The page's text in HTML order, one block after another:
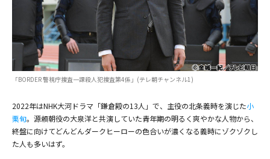
「BORDER 警視庁捜査一課殺人犯捜査第4係」(テレ朝チャンネル1)
2022年はNHK大河ドラマ「鎌倉殿の13人」で、主役の北条義時を演じた小
栗旬。源頼朝役の大泉洋と共演していた青年期の明るく爽やかな人物から、
終盤に向けてどんどんダークヒーローの色合いが濃くなる義時にゾクゾクし
た人も多いはず。
(C)金城一紀／テレビ朝日